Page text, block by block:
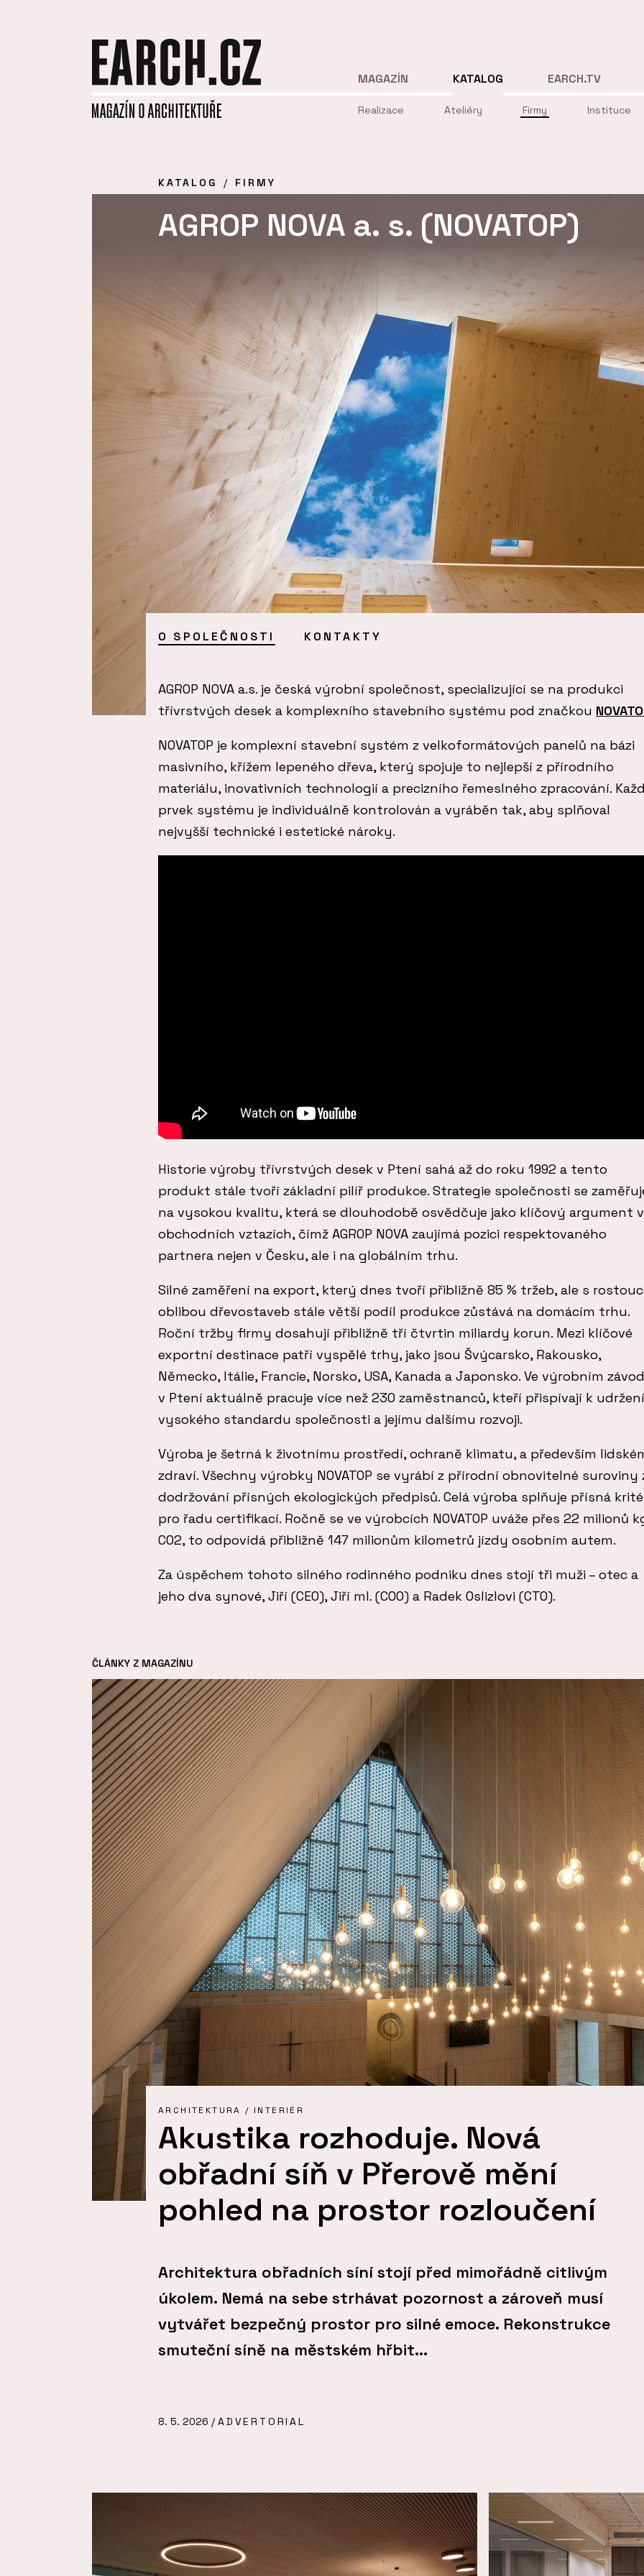
MAGAZÍN KATALOG
Realizace Ateliéry Firmy Instituce
EARCH.TV
KATALOG FIRMY
AGROP NOVA a. s. (NOVATOP)
O SPOLEČNOSTI KONTAKTY
AGROP NOVA a.s. je česká výrobní společnost, specializující se na produkci
třívrstvých desek a komplexního stavebního systému pod značkou
NOVATOP je komplexní stavební systém z velkoformátových panelů na bázi
masivního, křížem lepeného dřeva, který spojuje to nejlepší z přírodního
materiálu, inovativních technologií a precizního řemeslného zpracování.
prvek systému je individuálně kontrolován a vyráběn tak, aby splňoval
nejvyšší technické i estetické nároky.
Historie výroby třívrstvých desek v Ptení sahá až do roku 1992 a tento
produkt stále tvoří základní pilíř produkce. Strategie společnosti se
na vysokou kvalitu, která se dlouhodobě osvědčuje jako klíčový argument v
obchodních vztazích, čímž AGROP NOVA zaujímá pozici respektovaného
partnera nejen v Česku, ale i na globálním trhu.
Silné zaměření na export, který dnes tvoří přibližně 85 % tržeb, ale s
oblibou dřevostaveb stále větší podíl produkce zůstává na domácím trhu.
Roční tržby firmy dosahují přibližně tří čtvrtin miliardy korun. Mezi klíčové
exportní destinace patří vyspělé trhy, jako jsou Švýcarsko, Rakousko,
Německo, Itálie, Francie, Norsko, USA, Kanada a Japonsko. Ve výrobním
v Ptení aktuálně pracuje více než 230 zaměstnanců, kteří přispívají k udržení
vysokého standardu společnosti a jejímu dalšímu rozvoji.
Výroba je šetrná k životnímu prostředí, ochraně klimatu, a především
zdraví. Všechny výrobky NOVATOP se vyrábí z přírodní obnovitelné suroviny
dodržování přísných ekologických předpisů. Celá výroba splňuje přísná
pro řadu certifikací. Ročně se ve výrobcích NOVATOP uváže přes 22 milionů
CO2, to odpovídá přibližně 147 milionům kilometrů jízdy osobním autem.
Za úspěchem tohoto silného rodinného podniku dnes stojí tři muži – otec a
jeho dva synové, Jiří (CEO), Jiří ml. (COO) a Radek Oslizlovi (CTO).
ČLÁNKY Z MAGAZÍNU
ARCHITEKTURA / INTERIÉR
Akustika rozhoduje. Nová
obřadní síň v Přerově mění
pohled na prostor rozloučení
Architektura obřadních síní stojí před mimořádně citlivým
úkolem. Nemá na sebe strhávat pozornost a zároveň musí
vytvářet bezpečný prostor pro silné emoce. Rekonstrukce
smuteční síně na městském hřbit...
8. 5. 2026 / ADVERTORIAL